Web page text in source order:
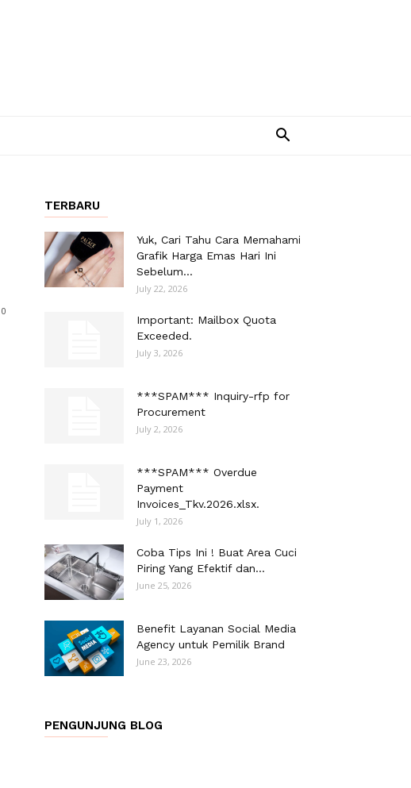
0
TERBARU
Yuk, Cari Tahu Cara Memahami
Grafik Harga Emas Hari Ini
Sebelum...
July 22, 2026
Important: Mailbox Quota
Exceeded.
July 3, 2026
***SPAM*** Inquiry-rfp for
Procurement
July 2, 2026
***SPAM*** Overdue
Payment
Invoices_Tkv.2026.xlsx.
July 1, 2026
Coba Tips Ini ! Buat Area Cuci
Piring Yang Efektif dan...
June 25, 2026
Benefit Layanan Social Media
Agency untuk Pemilik Brand
June 23, 2026
PENGUNJUNG BLOG